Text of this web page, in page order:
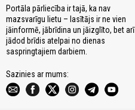
Portāla pārliecība ir tajā, ka nav
mazsvarīgu lietu – lasītājs ir ne vien
jāinformē, jābrīdina un jāizglīto, bet arī
jādod brīdis atelpai no dienas
saspringtajiem darbiem.
Sazinies ar mums: